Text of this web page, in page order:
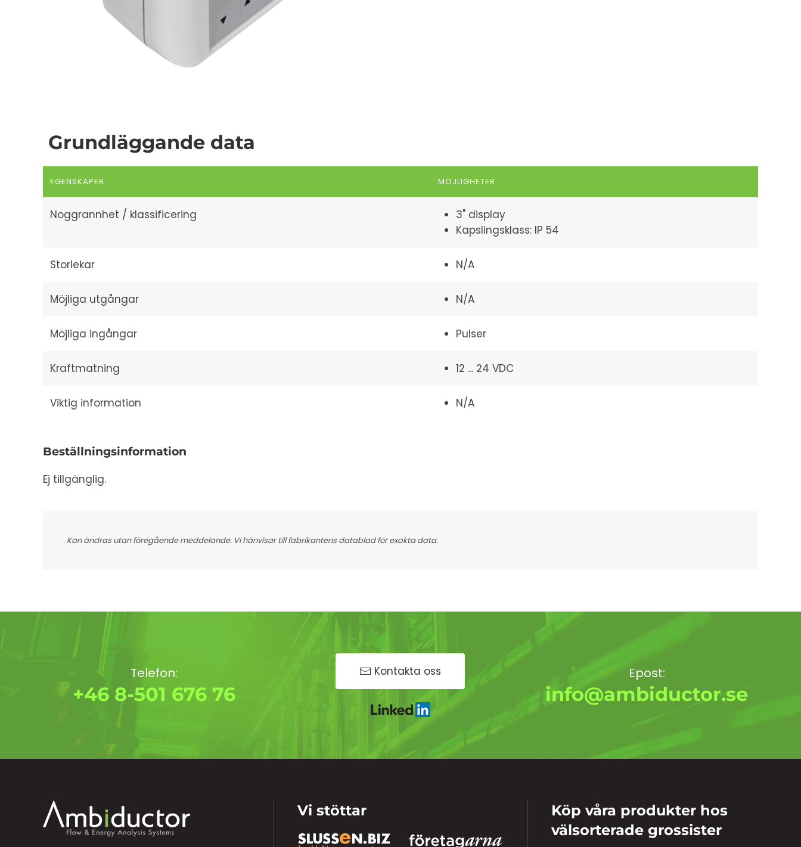
Grundläggande data
EGENSKAPER MÖJLIGHETER
Noggrannhet / klassificering
3" display
Kapslingsklass: IP 54
Storlekar N/A
Möjliga utgångar N/A
Möjliga ingångar Pulser
Kraftmatning 12 ... 24 VDC
Viktig information N/A
Beställningsinformation
Ej tillgänglig.
Kan ändras utan föregående meddelande. Vi hänvisar till fabrikantens datablad för exakta data.
Telefon:
+46 8-501 676 76
Kontakta oss Epost:
info@ambiductor.se
Vi stöttar
Köp våra produkter hos
välsorterade grossister